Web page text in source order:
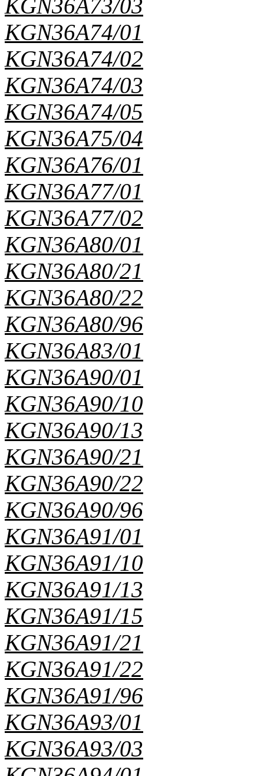
KGN36A73/03
KGN36A74/01
KGN36A74/02
KGN36A74/03
KGN36A74/05
KGN36A75/04
KGN36A76/01
KGN36A77/01
KGN36A77/02
KGN36A80/01
KGN36A80/21
KGN36A80/22
KGN36A80/96
KGN36A83/01
KGN36A90/01
KGN36A90/10
KGN36A90/13
KGN36A90/21
KGN36A90/22
KGN36A90/96
KGN36A91/01
KGN36A91/10
KGN36A91/13
KGN36A91/15
KGN36A91/21
KGN36A91/22
KGN36A91/96
KGN36A93/01
KGN36A93/03